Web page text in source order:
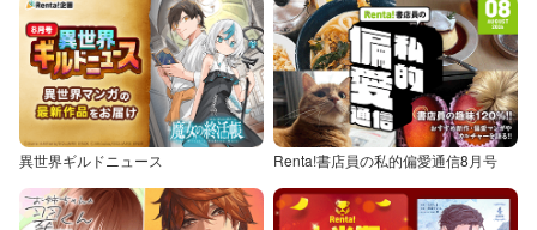
異世界ギルドニュース Renta!書店員の私的偏愛通信8月号